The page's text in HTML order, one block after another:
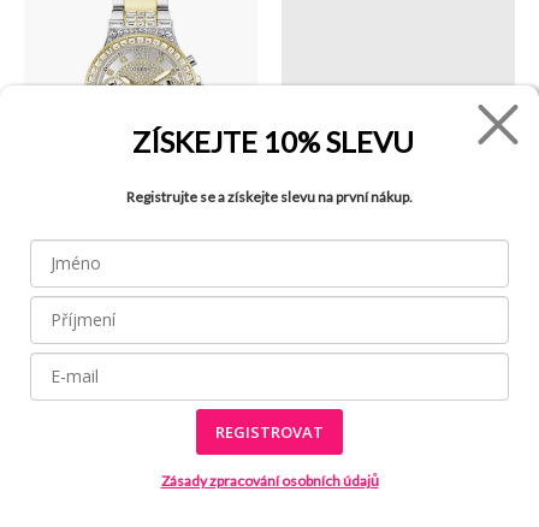
205.00 €
Moonlight hodinky
GUESS
- 30%
Idra Medium peněženka
ZÍSKEJTE 10% SLEVU
Registrujte se a získejte slevu na první nákup.
REGISTROVAT
Zásady zpracování osobních údajů